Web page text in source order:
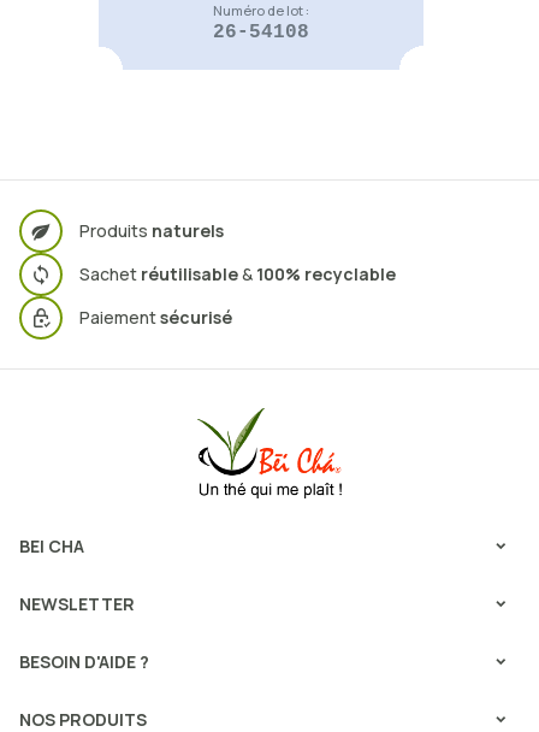
Numéro de lot :
26-54108
Produits naturels
Sachet réutilisable& 100% recyclable
Paiementsécurisé
NEWSLETTER
BEI CHA
BESOIN D'AIDE ?
NOS PRODUITS